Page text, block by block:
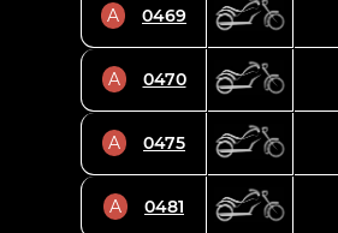
A 0469
A 0470
A 0475
A 0481